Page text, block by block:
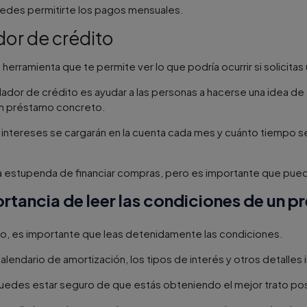
permitirte los pagos mensuales.
de crédito
herramienta que te permite ver lo que podría ocurrir si
de crédito es ayudar a las personas a hacerse una idea
préstamo concreto.
se cargarán en la cuenta cada mes y cuánto tiempo
estupenda de financiar compras, pero es importante que
de leer las condiciones de un
es importante que leas detenidamente las condiciones.
de amortización, los tipos de interés y otros
estar seguro de que estás obteniendo el mejor trato